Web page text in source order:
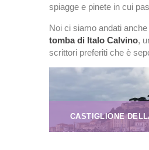
spiagge e pinete in cui
Noi ci siamo andati
tomba di Italo Calvino,
scrittori preferiti che è
CASTIGLIONE